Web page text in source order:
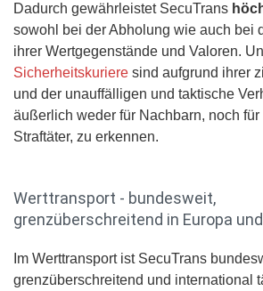
Dadurch gewährleistet SecuTrans
sowohl bei der Abholung wie auch bei
ihrer Wertgegenstände und Valoren.
Sicherheitskuriere sind aufgrund ihrer
und der unauffälligen und taktische
äußerlich weder für Nachbarn, noch
Straftäter, zu erkennen.
Werttransport - bundesweit,
grenzüberschreitend in Europa
Im Werttransport ist SecuTrans
grenzüberschreitend und international